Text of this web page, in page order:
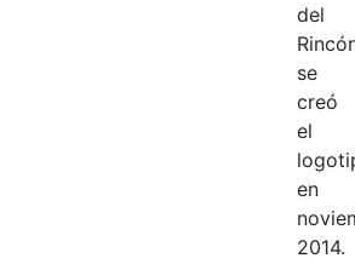
del
se
creó
el
en
2014.